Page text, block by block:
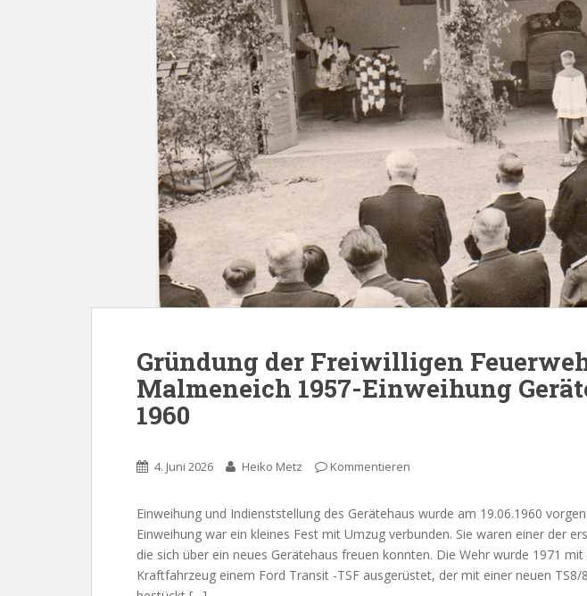
Gründung der Freiwilligen
Malmeneich 1957-Einweihung
1960
4. Juni 2026 Heiko Metz Kommentieren
Einweihung und Indienststellung des Gerätehaus wurde am 19.06.1960
Einweihung war ein kleines Fest mit Umzug verbunden. Sie waren einer der
die sich über ein neues Gerätehaus freuen konnten. Die Wehr wurde 1971
Kraftfahrzeug einem Ford Transit -TSF ausgerüstet, der mit einer neuen